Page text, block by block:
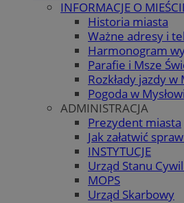
INFORMACJE O
Historia miasta
Ważne adresy i
Harmonogram
Parafie i Msze
Rozkłady jazdy w
Pogoda w
ADMINISTRACJA
Prezydent miasta
Jak załatwić
INSTYTUCJE
Urząd Stanu
MOPS
Urząd Skarbowy